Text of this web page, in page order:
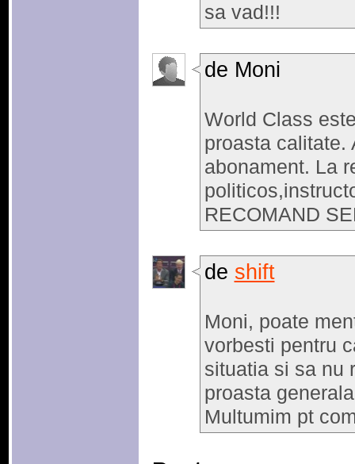
sa vad!!!
de Moni
World Class
proasta calitate.
abonament. La
RECOMAND
de shift
Moni, poate
vorbesti pentru
situatia si sa nu
proasta
Multumim pt